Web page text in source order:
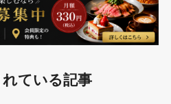
ている記事